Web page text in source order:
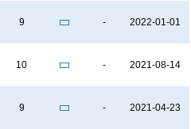
9 - 2022-01-01
10 - 2021-08-14
9 - 2021-04-23